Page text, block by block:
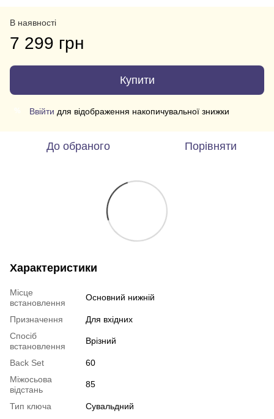
В наявності
7 299 грн
Купити
Ввійти для відображення накопичувальної знижки
До обраного Порівняти
Характеристики
Місце
встановлення
Основний нижній
Призначення
Для вхідних
Спосіб
встановлення
Врізний
Back Set
60
Міжосьова
відстань
85
Тип ключа
Сувальдний